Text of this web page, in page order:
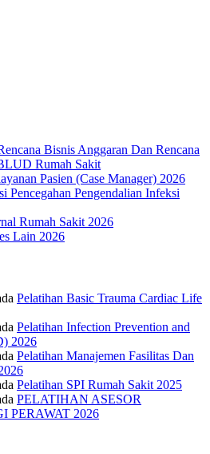
Bisnis Anggaran Dan Rencana
Rumah Sakit
Pasien (Case Manager) 2026
Pencegahan Pengendalian Infeksi
Rumah Sakit 2026
Lain 2026
Pelatihan Basic Trauma Cardiac Life
Pelatihan Infection Prevention and
2026
Pelatihan Manajemen Fasilitas Dan
Pelatihan SPI Rumah Sakit 2025
PELATIHAN ASESOR
PERAWAT 2026